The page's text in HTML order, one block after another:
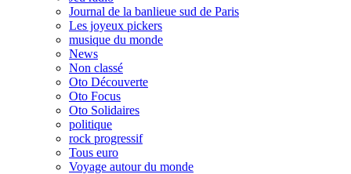
Journal de la banlieue sud de Paris
Les joyeux pickers
musique du monde
News
Non classé
Oto Découverte
Oto Focus
Oto Solidaires
politique
rock progressif
Tous euro
Voyage autour du monde